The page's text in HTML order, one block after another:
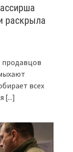
раскрыла
продавцов
всех
[...]